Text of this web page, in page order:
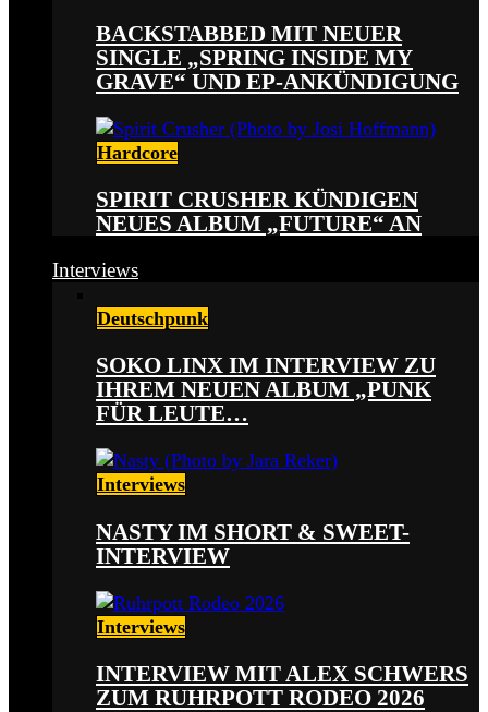
BACKSTABBED MIT NEUER
SINGLE „SPRING INSIDE MY
GRAVE“ UND EP-ANKÜNDIGUNG
Hardcore
SPIRIT CRUSHER KÜNDIGEN
NEUES ALBUM „FUTURE“ AN
Interviews
Deutschpunk
SOKO LINX IM INTERVIEW ZU
IHREM NEUEN ALBUM „PUNK
FÜR LEUTE…
Interviews
NASTY IM SHORT & SWEET-
INTERVIEW
Interviews
INTERVIEW MIT ALEX SCHWERS
ZUM RUHRPOTT RODEO 2026